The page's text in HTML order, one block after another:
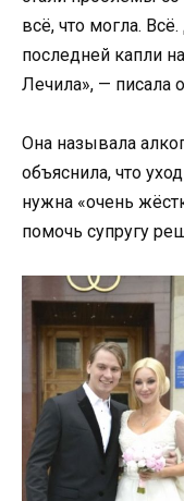
всё, что могла.
последней капли
Лечила», — писала
Она называла
объяснила, что
нужна «очень
помочь супругу